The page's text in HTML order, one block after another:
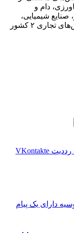
دام و
صنایع شیمیایی،
معدن و متالورژی میان نمایندگان و تجار بخش‌های تجاری ۲ کشور
‫رددیت ‫VKontakte